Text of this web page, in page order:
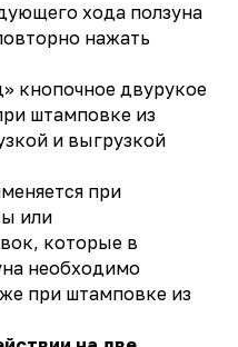
хода ползуна
нажать
кнопочное двурукое
штамповке из
и выгрузкой
при
или
которые в
необходимо
при штамповке из